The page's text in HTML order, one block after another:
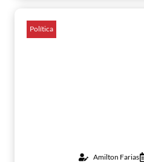
Política
Amilton Farias